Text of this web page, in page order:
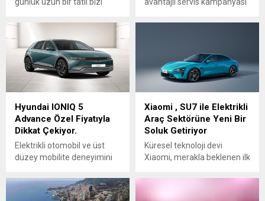
sevdiklerimizi ziyaret etmek
ya da dinlenmek için fırsat
bulacağımız bayrama sayılı
günler kala Continental,
karayolu ile yolculuk
yapacak sürücüler için
yolculuğun ipuçlarını
paylaşıyor. Ramazan
Bayramı’na sayılı günler
kaldı, tatil için şimdiden
hazırlıklara başlandı.
modellerinin periyodik
%30’a varan indirim ve peşin
fiyatına 6 ay taksit imkanı
sunmaya devam ediyor.
uygulamasından alınan
servis randevularında bakım
işçiliklerinde geçerli %10
indirim yaş bağımsız tüm...
Hyundai IONIQ 5
Advance Özel Fiyatıyla
Dikkat Çekiyor.
Elektrikli otomobil ve üst
düzey mobilite deneyimini
yaygınlaştırmayı ve bu
alanda sektöre öncülük
Xiaomi , SU7 ile Elektrikli
Araç Sektörüne Yeni Bir
Soluk Getiriyor
Küresel teknoloji devi
Xiaomi, merakla beklenen ilk
duyurdu.